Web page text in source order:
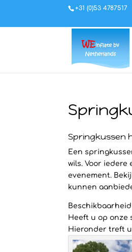
+31 (0)53 4787517
Springkussen
Een
wils. Voor
evenement.
kunnen
Beschikbaarheid
Heeft u op onze
Hieronder treft